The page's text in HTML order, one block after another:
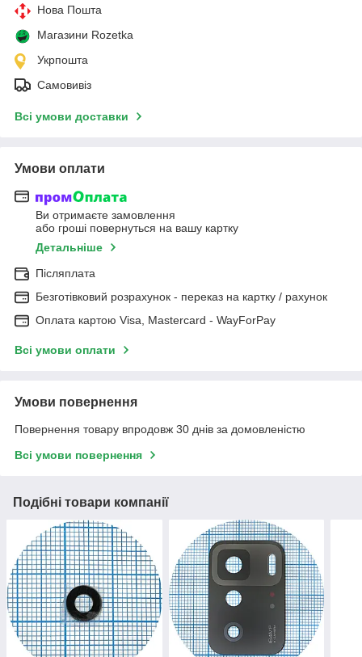
Нова Пошта
Магазини Rozetka
Укрпошта
Самовивіз
Всі умови доставки
Умови оплати
Ви отримаєте замовлення
або гроші повернуться на вашу картку
Детальніше
Післяплата
Безготівковий розрахунок - переказ на картку / рахунок
Оплата картою Visa, Mastercard - WayForPay
Всі умови оплати
Умови повернення
Повернення товару впродовж 30 днів за домовленістю
Всі умови повернення
Подібні товари компанії